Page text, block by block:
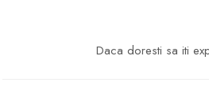
Daca doresti sa iti